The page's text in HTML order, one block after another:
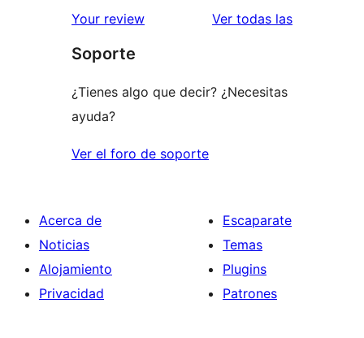
estrellas
de
estrellas
Your review Ver todas las
Soporte
¿Tienes algo que decir? ¿Necesitas
ayuda?
Ver el foro de soporte
Acerca de
Noticias
Alojamiento
Privacidad
Escaparate
Temas
Plugins
Patrones